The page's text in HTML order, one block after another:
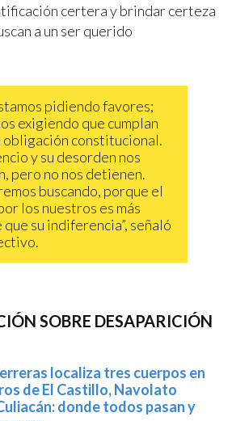
certera y brindar certeza
a un ser querido
pidiendo favores;
exigiendo que cumplan
obligación constitucional.
y su desorden nos
pero no nos detienen.
buscando, porque el
los nuestros es más
su indiferencia”, señaló
SOBRE DESAPARICIÓN
localiza tres cuerpos en
de El Castillo, Navolato
donde todos pasan y